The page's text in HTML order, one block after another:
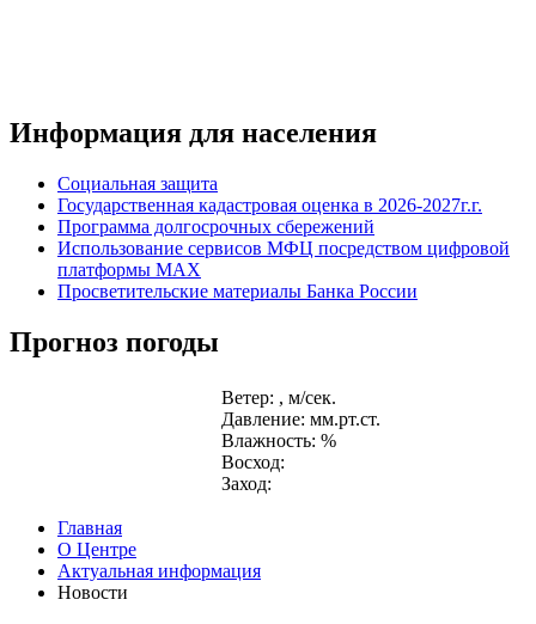
Информация для населения
Социальная защита
Государственная кадастровая оценка в 2026-2027г.г.
Программа долгосрочных сбережений
Использование сервисов МФЦ посредством цифровой
платформы MAX
Просветительские материалы Банка России
Прогноз погоды
Ветер: , м/сек.
Давление: мм.рт.ст.
Влажность: %
Восход:
Заход:
Главная
О Центре
Актуальная информация
Новости